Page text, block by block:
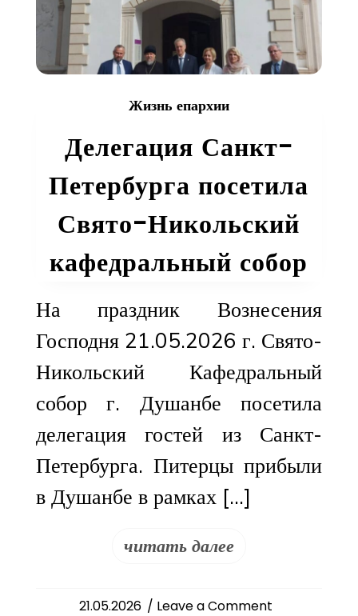
Жизнь епархии
Делегация Санкт-
Петербурга посетила
Свято-Никольский
кафедральный собор
На праздник Вознесения
Господня 21.05.2026 г. Свято-
Никольский Кафедральный
собор г. Душанбе посетила
делегация гостей из Санкт-
Петербурга. Питерцы прибыли
в Душанбе в рамках […]
читать далее
21.05.2026 / Leave a Comment